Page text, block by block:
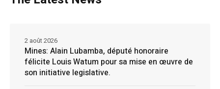
Mines: Alain Lubamba, député honoraire
félicite Louis Watum pour sa mise en œuvre de
son initiative legislative.
2 août 2026